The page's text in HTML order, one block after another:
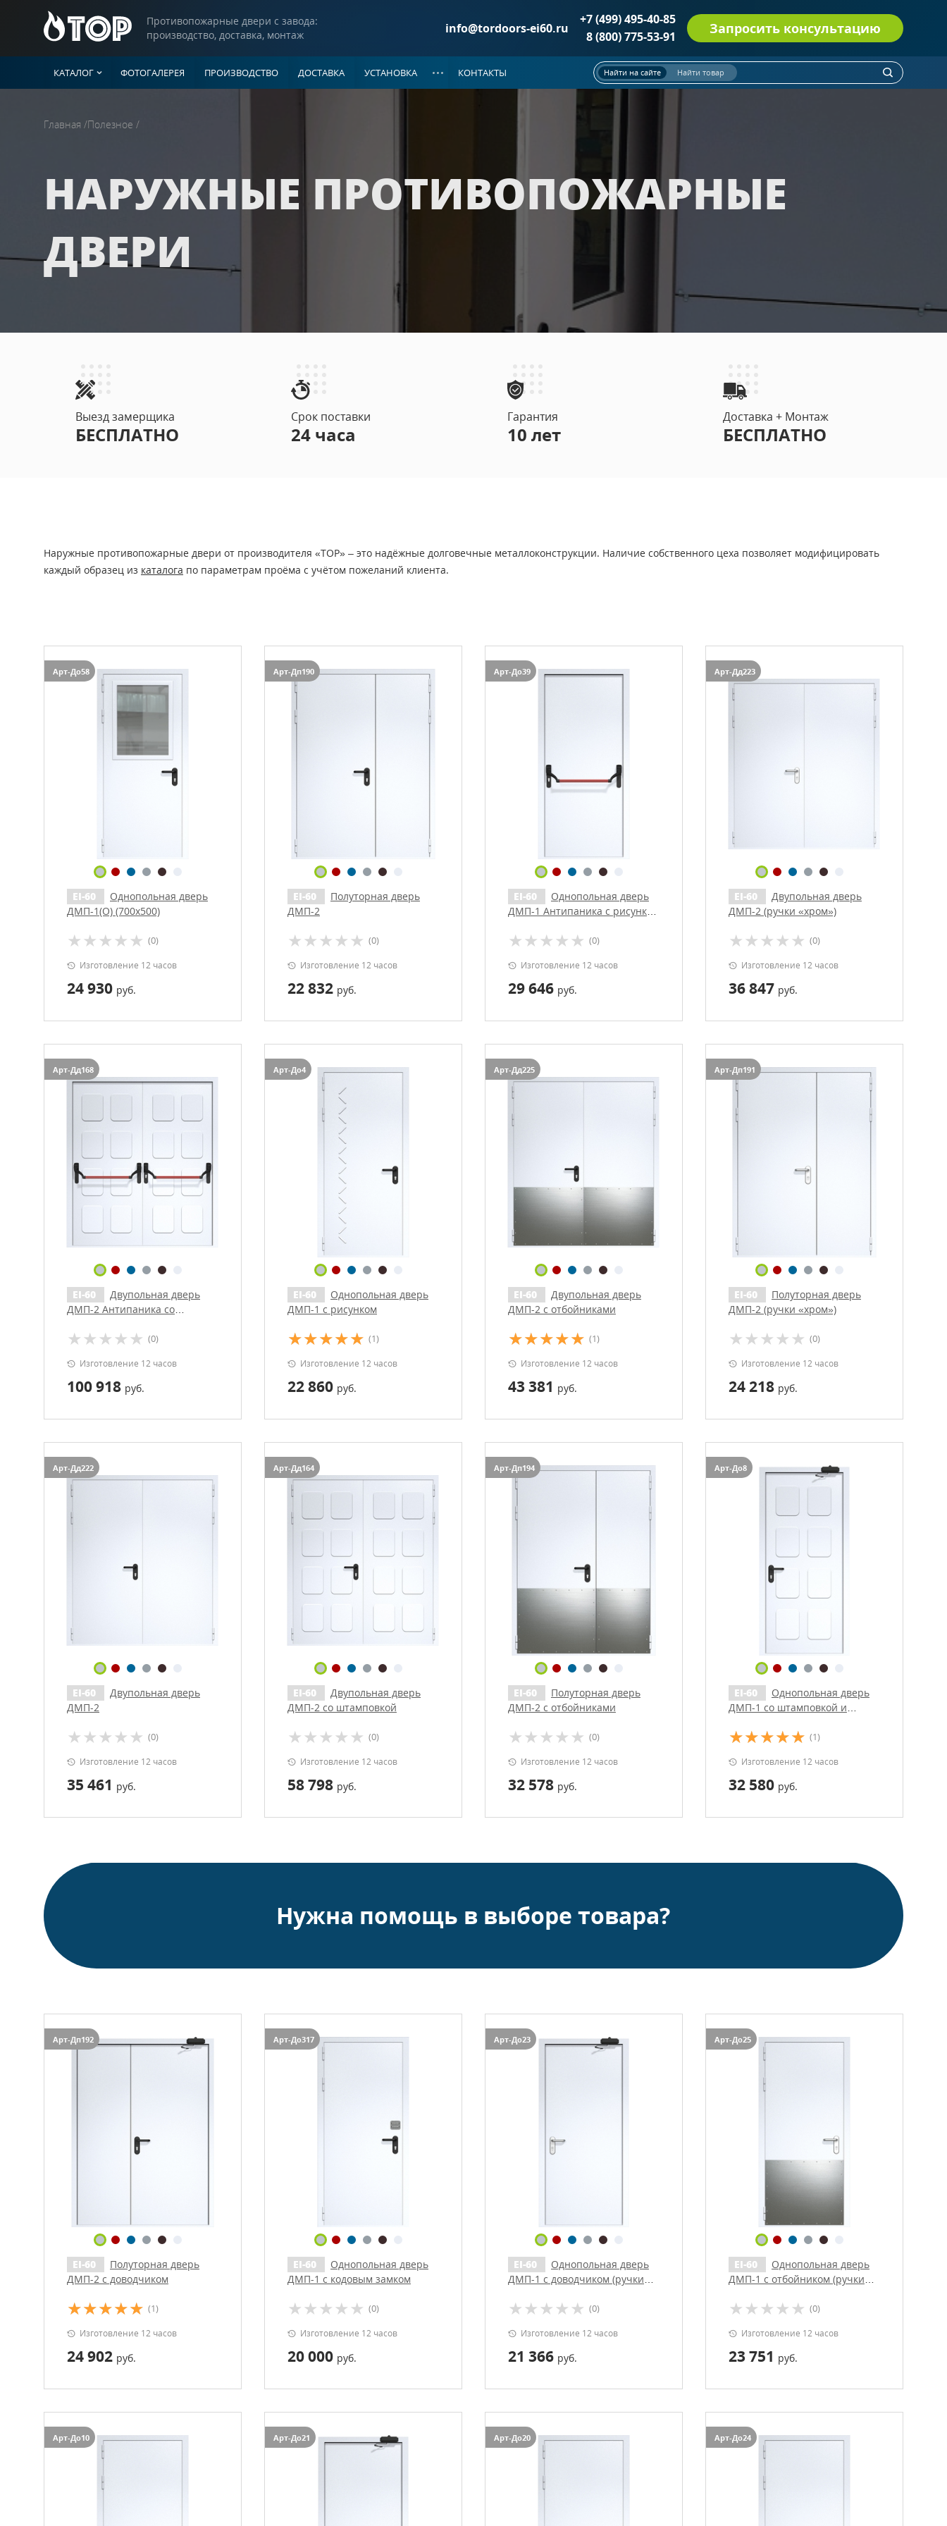
Противопожарные двери с завода:
производство, доставка, монтаж
info@tordoors-ei60.ru
+7 (499) 495-40-85
8 (800) 775-53-91
Запросить консультацию
КАТАЛОГ
Ворота
Прочие изделия
Двупольные двери (24)
С рисунком на металле
Двупольные двери
С остеклением более 25% полотна
С ОТДЕЛКОЙ МДФ С СИСТЕМОЙ АНТИПАНИКА
ТЕХНИЧЕСКИЕ ДВЕРИ(62)
Однопольные двери
Полуторные двери
Двупольные двери
Остекленные
БРОНИРОВАННЫЕ ДВЕРИ
ФОТОГАЛЕРЕЯ ПРОИЗВОДСТВО ДОСТАВКА УСТАНОВКА КОНТАКТЫ Найти на сайте Найти товар
Главная /Полезное /
НАРУЖНЫЕ ПРОТИВОПОЖАРНЫЕ
ДВЕРИ
Выезд замерщика
БЕСПЛАТНО
Срок поставки
24 часа
Гарантия
10 лет
Доставка + Монтаж
БЕСПЛАТНО
Наружные противопожарные двери от производителя «ТОР» – это надёжные долговечные металлоконструкции. Наличие собственного цеха позволяет модифицировать
каждый образец из каталога по параметрам проёма с учётом пожеланий клиента.
Арт-До58
EI-60
Однопольная дверь
ДМП-1(О) (700х500)
(0)
Изготовление 12 часов
24 930 руб.
Арт-Дп190
EI-60
Полуторная дверь
ДМП-2
(0)
Изготовление 12 часов
22 832 руб.
Арт-До39
EI-60
Однопольная дверь
ДМП-1 Антипаника с рисунком
(0)
Изготовление 12 часов
29 646 руб.
Арт-Дд223
EI-60
Двупольная дверь
ДМП-2 (ручки «хром»)
(0)
Изготовление 12 часов
36 847 руб.
Арт-Дд168
EI-60
Двупольная дверь
ДМП-2 Антипаника со
(0)
Изготовление 12 часов
100 918 руб.
Арт-До4
EI-60
Однопольная дверь
ДМП-1 с рисунком
(1)
Изготовление 12 часов
22 860 руб.
Арт-Дд225
EI-60
Двупольная дверь
ДМП-2 с отбойниками
(1)
Изготовление 12 часов
43 381 руб.
Арт-Дп191
EI-60
Полуторная дверь
ДМП-2 (ручки «хром»)
(0)
Изготовление 12 часов
24 218 руб.
Арт-Дд222
EI-60
Двупольная дверь
ДМП-2
(0)
Изготовление 12 часов
35 461 руб.
Арт-Дд164
EI-60
Двупольная дверь
ДМП-2 со штамповкой
(0)
Изготовление 12 часов
58 798 руб.
Арт-Дп194
EI-60
Полуторная дверь
ДМП-2 с отбойниками
(0)
Изготовление 12 часов
32 578 руб.
Арт-До8
EI-60
Однопольная дверь
ДМП-1 со штамповкой и
(1)
Изготовление 12 часов
32 580 руб.
Нужна помощь в выборе товара?
Арт-Дп192
EI-60
Полуторная дверь
ДМП-2 с доводчиком
(1)
Изготовление 12 часов
24 902 руб.
Арт-До317
EI-60
Однопольная дверь
ДМП-1 с кодовым замком
(0)
Изготовление 12 часов
20 000 руб.
Арт-До23
EI-60
Однопольная дверь
ДМП-1 с доводчиком (ручки
(0)
Изготовление 12 часов
21 366 руб.
Арт-До25
EI-60
Однопольная дверь
ДМП-1 с отбойником (ручки
(0)
Изготовление 12 часов
23 751 руб.
Арт-До10 Арт-До21 Арт-До20 Арт-До24